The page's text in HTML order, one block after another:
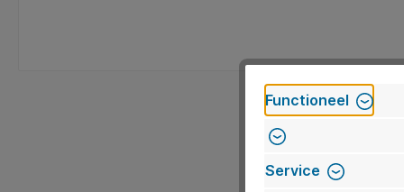
Als alternatief voor
Functioneel
Service